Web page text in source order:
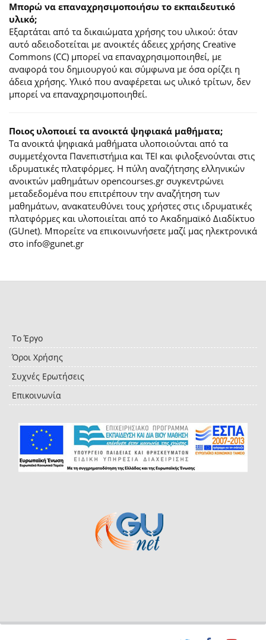
Mπορώ να επαναχρησιμοποιήσω το εκπαιδευτικό
υλικό;
Εξαρτάται από τα δικαιώματα χρήσης του υλικού: όταν
αυτό αδειοδοτείται με ανοικτές άδειες χρήσης Creative
Commons (CC) μπορεί να επαναχρησιμοποιηθεί, με
αναφορά του δημιουργού και σύμφωνα με όσα ορίζει η
άδεια χρήσης. Υλικό που αναφέρεται ως υλικό τρίτων, δεν
μπορεί να επαναχρησιμοποιηθεί.
Ποιος υλοποιεί τα ανοικτά ψηφιακά μαθήματα;
Τα ανοικτά ψηφιακά μαθήματα υλοποιούνται από τα
συμμετέχοντα Πανεπιστήμια και ΤΕΙ και φιλοξενούνται στις
ιδρυματικές πλατφόρμες. H πύλη αναζήτησης ελληνικών
ανοικτών μαθημάτων opencourses.gr συγκεντρώνει
μεταδεδομένα που επιτρέπουν την αναζήτηση των
μαθημάτων, ανακατευθύνει τους χρήστες στις ιδρυματικές
πλατφόρμες και υλοποιείται από το Ακαδημαϊκό Διαδίκτυο
(GUnet). Μπορείτε να επικοινωνήσετε μαζί μας ηλεκτρονικά
στο info@gunet.gr
Το Έργο
Όροι Χρήσης
Συχνές Ερωτήσεις
Επικοινωνία